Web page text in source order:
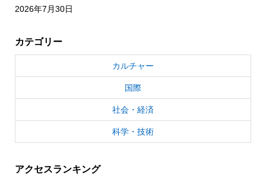
2026年7月30日
カテゴリー
カルチャー
国際
社会・経済
科学・技術
アクセスランキング